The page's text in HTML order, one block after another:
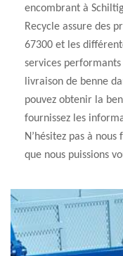
encombrant à
Recycle assure des
67300 et les
services
livraison de benne
pouvez obtenir la
fournissez les
N’hésitez pas à
que nous puissions